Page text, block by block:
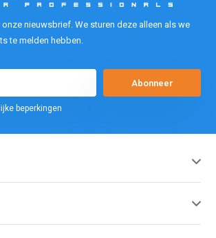
nieuwsbrief. We sturen deze alleen als we
te melden hebben.
Abonneer
beperkingen